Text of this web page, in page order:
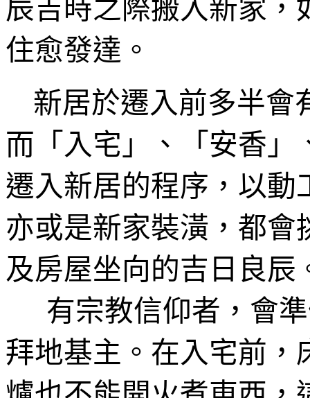
辰吉時之際搬入新家
住愈發達。
新居於遷入前多半會
而 「入宅」、「安香
遷入新居的程序 ，以
亦或是新家裝潢，都會
及房屋坐向的吉日良辰
有宗教信仰者， 會
拜地基主。在入宅前，